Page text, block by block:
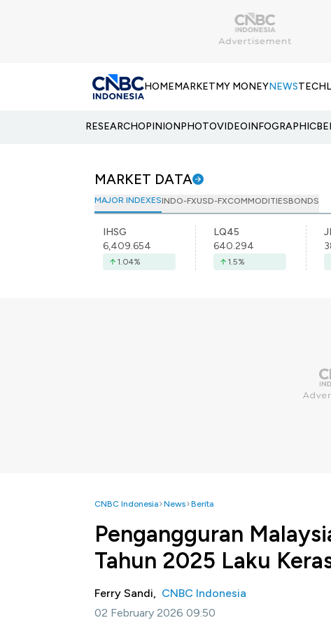
HOMEMARKETMY MONEYNEWSTECH
RESEARCHOPINIONPHOTOVIDEOINFOGRAPHIC
MARKET DATA
MAJOR INDEXESINDO-FXUSD-FXCOMMODITIESBONDS
IHSG
6,409.654
1.04%
LQ45
640.294
1.5%
CNBC Indonesia News Berita
Pengangguran
Tahun 2025 Laku
Ferry Sandi, CNBC Indonesia
02 February 2026 09:50